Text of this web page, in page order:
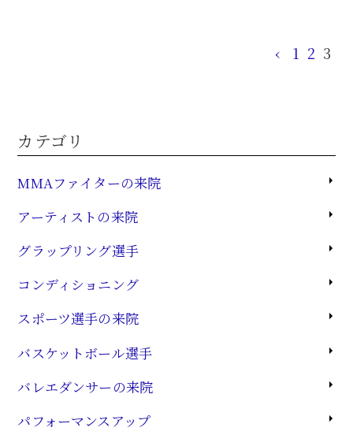
‹ 1 2 3
カテゴリ
MMAファイターの来院
アーティストの来院
グラップリング選手
コンディショニング
スポーツ選手の来院
バスケットボール選手
バレエダンサーの来院
パフォーマンスアップ